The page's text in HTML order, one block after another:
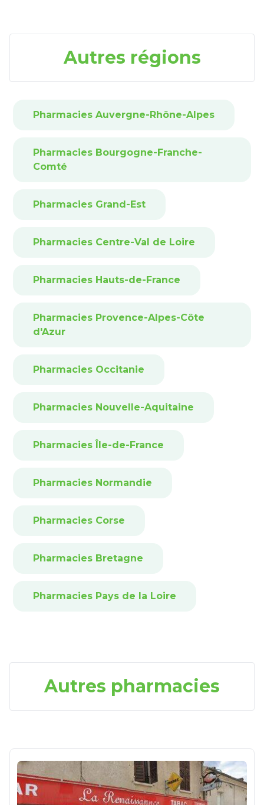
Autres régions
Pharmacies Auvergne-Rhône-Alpes
Pharmacies Bourgogne-Franche-
Comté
Pharmacies Grand-Est
Pharmacies Centre-Val de Loire
Pharmacies Hauts-de-France
Pharmacies Provence-Alpes-Côte
d'Azur
Pharmacies Occitanie
Pharmacies Nouvelle-Aquitaine
Pharmacies Île-de-France
Pharmacies Normandie
Pharmacies Corse
Pharmacies Bretagne
Pharmacies Pays de la Loire
Autres pharmacies